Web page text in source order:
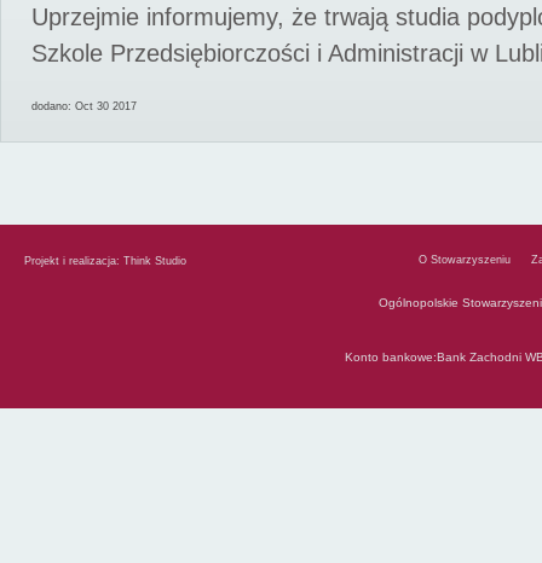
Uprzejmie informujemy, że trwają studia
Szkole Przedsiębiorczości i Administracji w
dodano: Oct 30 2017
Projekt i realizacja: Think Studio O Stowarzyszeniu
Ogólnopolskie
Konto bankowe:Bank Zachodni